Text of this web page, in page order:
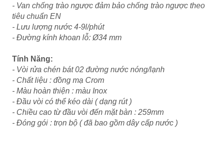
- Van chống trào ngược đảm bảo chống trào ngược theo
tiêu chuẩn EN
- Lưu lượng nước 4-9l/phút
- Đường kính khoan lỗ: Ø34 mm
Tính Năng:
- Vòi rửa chén bát 02 đường nước nóng/lạnh
- Chất liệu : đồng mạ Crom
- Màu hoàn thiện : màu Inox
- Đầu vòi có thể kéo dài ( dạng rút )
- Chiều cao từ đầu vòi đến mặt bàn : 259mm
- Đóng gói : trọn bộ ( đã bao gồm dây cấp nước )